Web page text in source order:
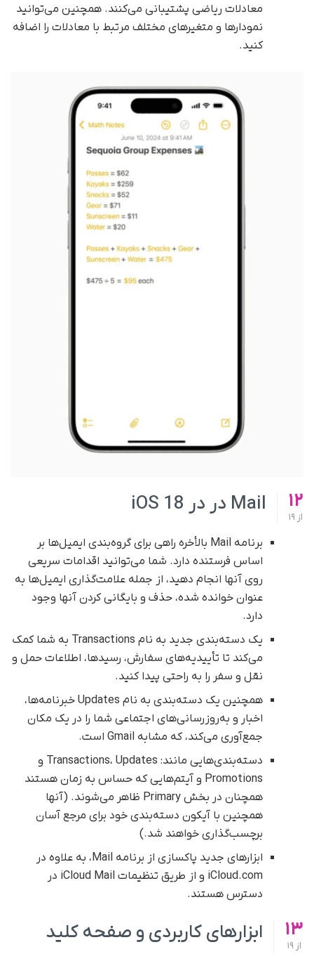
معادلات ریاضی پشتیبانی می‌کنند. همچنین می‌توانید
نمودارها و متغیرهای مختلف مرتبط با معادلات را اضافه
کنید.
12
از
Mail در در iOS 18
برنامه Mail بالأخره راهی برای گروه‌بندی ایمیل‌ها بر
اساس فرستنده دارد. شما می‌توانید اقدامات سریعی
روی آنها انجام دهید، از جمله علامت‌گذاری ایمیل‌ها به
عنوان خوانده شده، حذف و بایگانی کردن آنها وجود
دارد.
یک دسته‌بندی جدید به نام Transactions به شما کمک
می‌کند تا تأییدیه‌های سفارش، رسیدها، اطلاعات حمل و
نقل و سفر را به راحتی پیدا کنید.
همچنین یک دسته‌بندی به نام Updates خبرنامه‌ها،
اخبار و به‌روزرسانی‌های اجتماعی شما را در یک مکان
جمع‌آوری می‌کند، که مشابه Gmail است.
دسته‌بندی‌هایی مانند: Transactions، Updates و
Promotions و آیتم‌هایی که حساس به زمان هستند
همچنان در بخش Primary ظاهر می‌شوند. (آنها
همچنین با آیکون دسته‌بندی خود برای مرجع آسان
برچسب‌گذاری خواهند شد.)
ابزارهای جدید پاکسازی از برنامه Mail، به علاوه در
iCloud.com و از طریق تنظیمات iCloud Mail در
دسترس هستند.
13
از
ابزارهای کاربردی و صفحه کلید